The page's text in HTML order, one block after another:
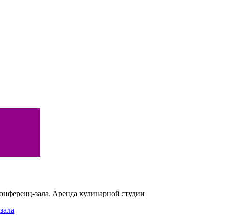
зала. Аренда кулинарной студии